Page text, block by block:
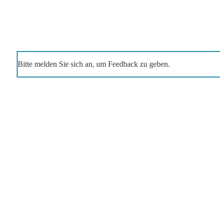
Bitte melden Sie sich an, um Feedback zu geben.